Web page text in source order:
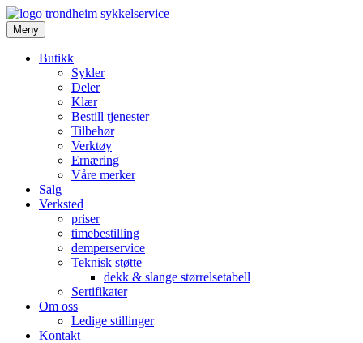
Meny
Butikk
Sykler
Deler
Klær
Bestill tjenester
Tilbehør
Verktøy
Ernæring
Våre merker
Salg
Verksted
priser
timebestilling
demperservice
Teknisk støtte
dekk & slange størrelsetabell
Sertifikater
Om oss
Ledige stillinger
Kontakt